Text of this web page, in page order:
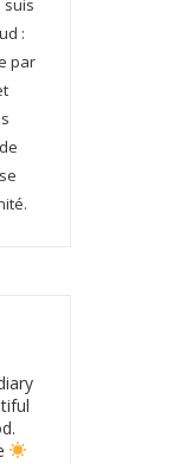
suis
:
par